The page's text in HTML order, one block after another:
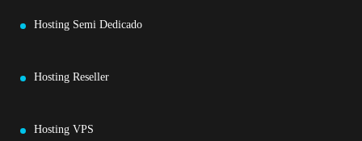
Hosting Semi Dedicado
Hosting Reseller
Hosting VPS